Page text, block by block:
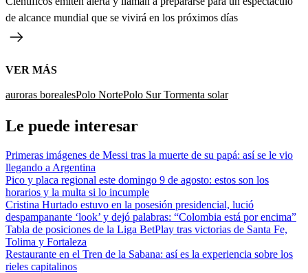
de alcance mundial que se vivirá en los próximos días
VER MÁS
auroras borealesPolo NortePolo SurTormenta solar
Le puede interesar
Primeras imágenes de Messi tras la muerte de su papá: así se le vio
llegando a Argentina
Pico y placa regional este domingo 9 de agosto: estos son los
horarios y la multa si lo incumple
Cristina Hurtado estuvo en la posesión presidencial, lució
despampanante ‘look’ y dejó palabras: “Colombia está por encima”
Tabla de posiciones de la Liga BetPlay tras victorias de Santa Fe,
Tolima y Fortaleza
Restaurante en el Tren de la Sabana: así es la experiencia sobre los
rieles capitalinos